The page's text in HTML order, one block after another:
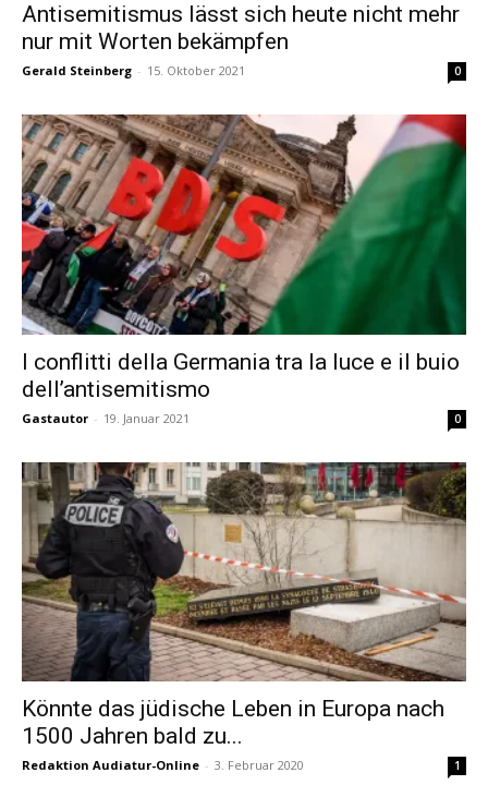
Antisemitismus lässt sich heute nicht mehr
nur mit Worten bekämpfen
Gerald Steinberg - 15. Oktober 2021 0
I conflitti della Germania tra la luce e il buio
dell’antisemitismo
Gastautor - 19. Januar 2021 0
Könnte das jüdische Leben in Europa nach
1500 Jahren bald zu...
Redaktion Audiatur-Online - 3. Februar 2020 1